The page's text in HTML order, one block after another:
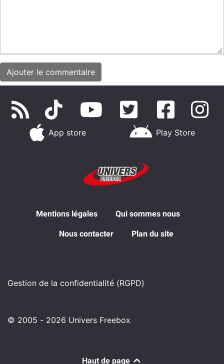
App store Play Store
Mentions légales Qui sommes nous
Nous contacter Plan du site
Gestion de la confidentialité (RGPD)
© 2005 - 2026 Univers Freebox
Haut de page